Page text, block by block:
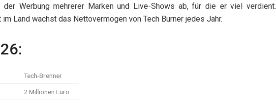
der Werbung mehrerer Marken und Live-Shows ab, für die er viel verdient.
Land wächst das Nettovermögen von Tech Burner jedes Jahr.
Tech-Brenner
2 Millionen Euro